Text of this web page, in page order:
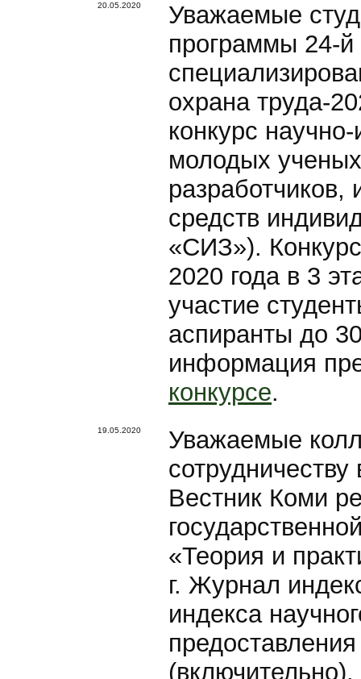
20.05.2020
Уважаемые
программы 24-
охрана труда-
конкурс
молодых
разработчиков,
средств
«СИЗ»).
2020 года в 3
участие
аспиранты до
информация
конкурсе.
19.05.2020
Уважаемые
Вестник Коми
«Теория и
г. Журнал
индекса